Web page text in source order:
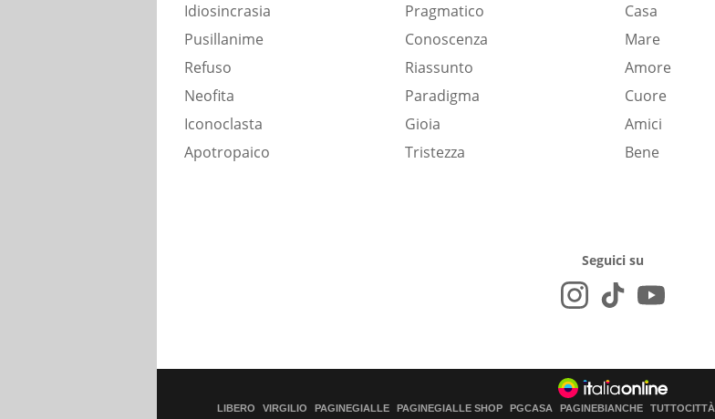
Idiosincrasia
Pusillanime
Refuso
Neofita
Iconoclasta
Apotropaico
Pragmatico
Conoscenza
Riassunto
Paradigma
Gioia
Tristezza
Casa
Mare
Amore
Cuore
Amici
Bene
Seguici su
LIBERO VIRGILIO PAGINEGIALLE PAGINEGIALLE SHOP PGCASA PAGINEBIANCHE TUTTOCITTÀ